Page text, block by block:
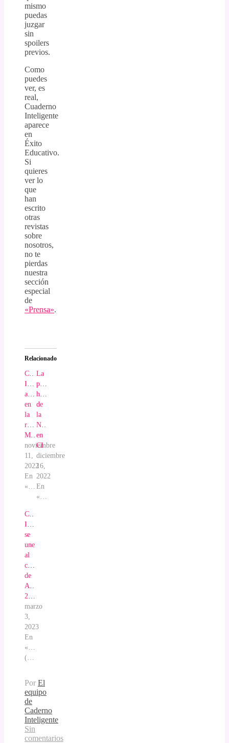
mismo
puedas
juzgar
sin
spoilers
previos.
Como
puedes
ver, es
real,
Cuaderno
Inteligente
aparece
en
Éxito
Educativo.
Si
quieres
ver lo
que
han
escrito
otras
revistas
sobre
nosotros,
no te
pierdas
nuestra
sección
especial
de
«Prensa».
Relacionado
Cuaderno
Inteligente
aparece
en
la
revista
Magisterio
noviembre
11,
2022
En
La
prensa
habla
de
la
Navidad
en
CI
diciembre
16,
2022
En
Cuaderno
Inteligente
se
une
al
compromiso
de
Aula
marzo
3,
2023
En
«Comunicados
Por El
equipo
de
Caderno
Inteligente
Sin
comentarios